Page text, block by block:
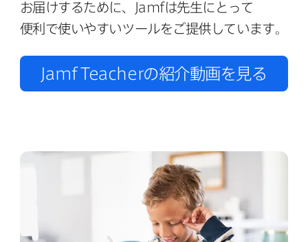
お届けする​ために、
Jamfは​先生に​とって​
便利で​使いやすい​ツールを​ご提供しています。
Jamf Teacherの​紹介動画を​見る